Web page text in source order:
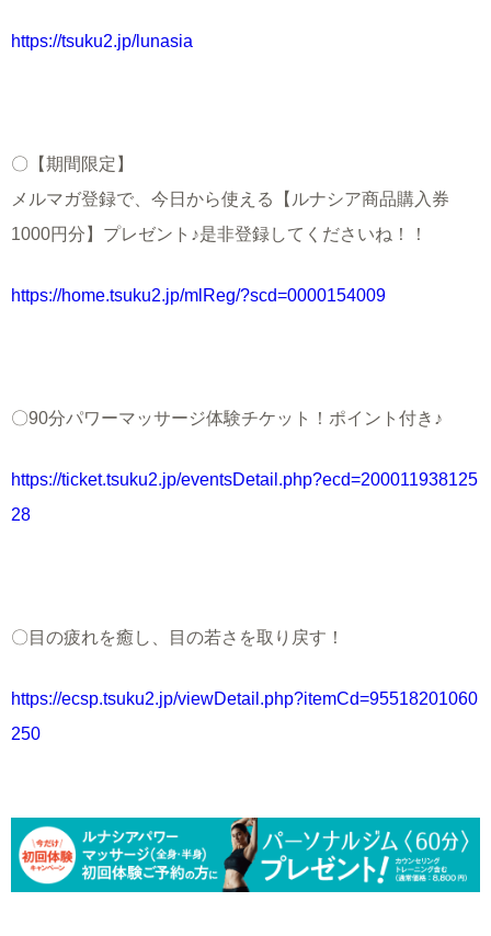
https://tsuku2.jp/lunasia
〇【期間限定】
メルマガ登録で、今日から使える【ルナシア商品購入券
1000円分】プレゼント♪是非登録してくださいね！！
https://home.tsuku2.jp/mlReg/?scd=0000154009
〇90分パワーマッサージ体験チケット！ポイント付き♪
https://ticket.tsuku2.jp/eventsDetail.php?ecd=200011938125
28
〇目の疲れを癒し、目の若さを取り戻す！
https://ecsp.tsuku2.jp/viewDetail.php?itemCd=95518201060
250